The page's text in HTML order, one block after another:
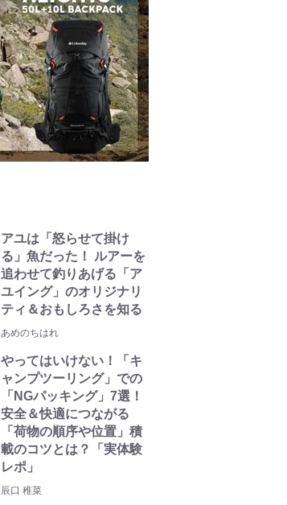
アユは「怒らせて掛け
る」魚だった！ ルアーを
追わせて釣りあげる「ア
ユイング」のオリジナリ
ティ＆おもしろさを知る
あめのちはれ
やってはいけない！「キ
ャンプツーリング」での
「NGパッキング」7選！
安全＆快適につながる
「荷物の順序や位置」積
載のコツとは？「実体験
レポ」
辰口 稚菜